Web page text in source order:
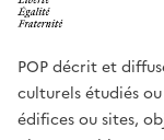
POP décrit et
culturels étudiés
édifices ou sites,